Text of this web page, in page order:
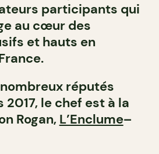
participants qui
au cœur des
et hauts en
réputés
le chef est à la
Rogan, L’Enclume–